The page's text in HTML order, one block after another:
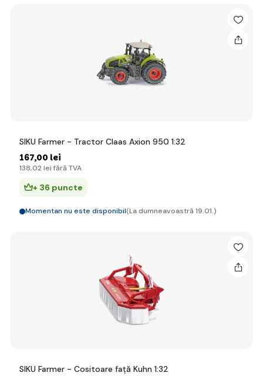
SIKU Farmer - Tractor Claas Axion 950 1:32
167,00 lei
138,02 lei fără TVA
+ 36 puncte
Momentan nu este disponibil(La dumneavoastră 19.01.)
SIKU Farmer - Cositoare față Kuhn 1:32